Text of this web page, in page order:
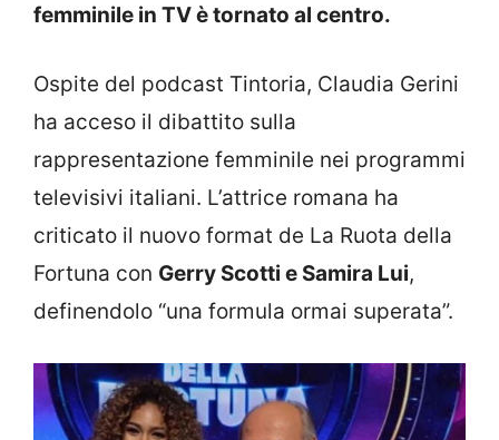
femminile in TV è tornato al centro.
Ospite del podcast Tintoria, Claudia Gerini
ha acceso il dibattito sulla
rappresentazione femminile nei programmi
televisivi italiani. L’attrice romana ha
criticato il nuovo format de La Ruota della
Fortuna con Gerry Scotti e Samira Lui,
definendolo “una formula ormai superata”.